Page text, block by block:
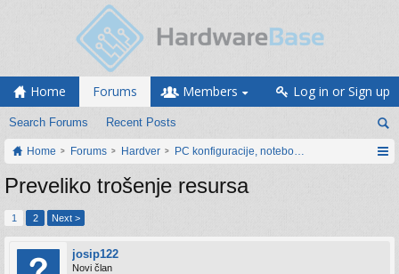
Home Forums
Search Forums Recent Posts
Members Log in or Sign up
Home Forums Hardver PC konfiguracije, notebook računari, servis
Preveliko trošenje resursa
1 2 Next >
josip122
Novi član